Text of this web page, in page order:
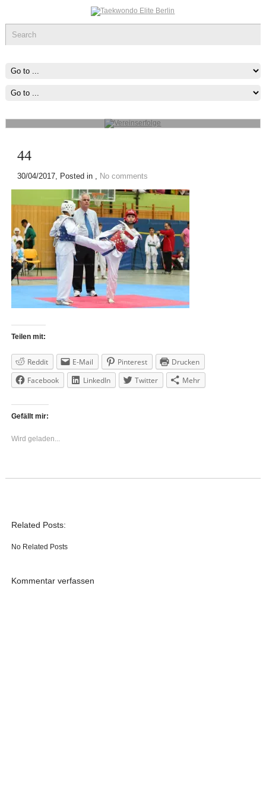
Vereinserfolge
wovon du träumst ,Fang Damit An!
44
30/04/2017, Posted in , No comments
Teilen mit:
Reddit E-Mail Pinterest
Drucken
Facebook
LinkedIn Twitter Mehr
Gefällt mir:
Wird geladen...
Related Posts:
No Related Posts
Kommentar verfassen